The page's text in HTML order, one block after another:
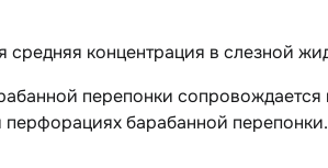
средняя концентрация в слезной
перепонки
барабанной перепонки.